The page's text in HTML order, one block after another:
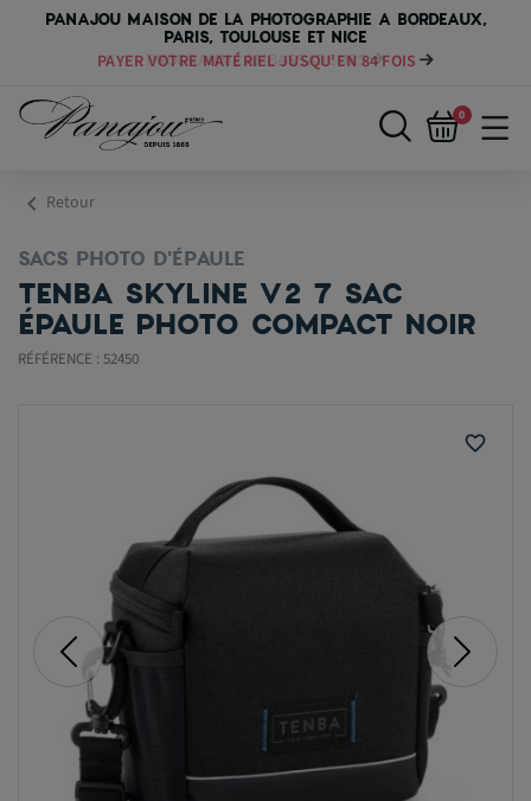
PANAJOU MAISON DE LA PHOTOGRAPHIE A BORDEAUX,
PARIS, TOULOUSE ET NICE
PAYER VOTRE MATÉRIEL JUSQU'EN 84 FOIS
0
chevron_left Retour
SACS PHOTO D'ÉPAULE
TENBA SKYLINE V2 7 SAC
ÉPAULE PHOTO COMPACT NOIR
RÉFÉRENCE : 52450
favorite_border